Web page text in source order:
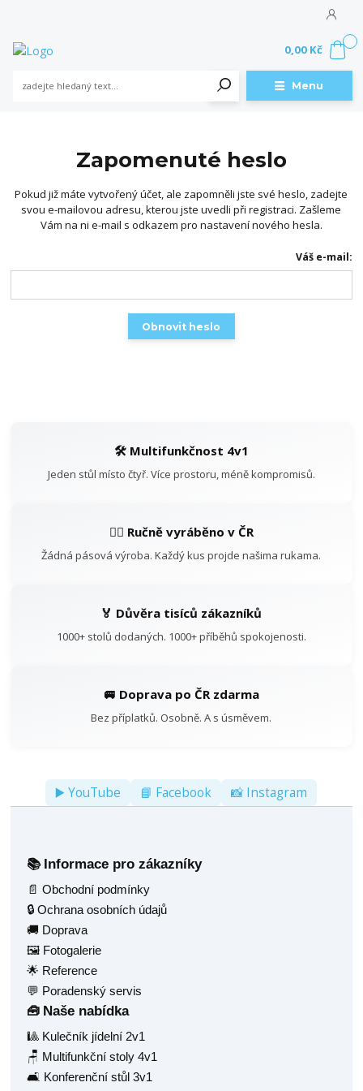
Menu
0,00 Kč
Zapomenuté heslo
Pokud již máte vytvořený účet, ale zapomněli jste své heslo, zadejte
svou e-mailovou adresu, kterou jste uvedli při registraci. Zašleme
Vám na ni e-mail s odkazem pro nastavení nového hesla.
Váš e-mail:
Obnovit heslo
🛠️ Multifunkčnost 4v1
Jeden stůl místo čtyř. Více prostoru, méně kompromisů.
👷‍♂️ Ručně vyráběno v ČR
Žádná pásová výroba. Každý kus projde našima rukama.
🏅 Důvěra tisíců zákazníků
1000+ stolů dodaných. 1000+ příběhů spokojenosti.
🚐 Doprava po ČR zdarma
Bez příplatků. Osobně. A s úsměvem.
▶️ YouTube 📘 Facebook 📸 Instagram
📚 Informace pro zákazníky
📄 Obchodní podmínky
🔒 Ochrana osobních údajů
🚚 Doprava
🖼️ Fotogalerie
🌟 Reference
💬 Poradenský servis
🧰 Naše nabídka
🎱 Kulečník jídelní 2v1
🪑 Multifunkční stoly 4v1
🛋️ Konferenční stůl 3v1